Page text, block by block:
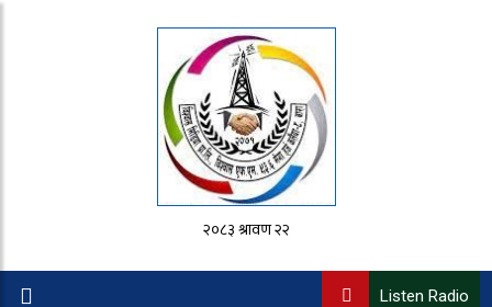
२०८३ श्रावण २२
Listen Radio